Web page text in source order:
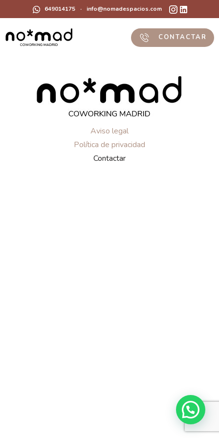
649014175 · info@nomadespacios.com
CONTACTAR
Aviso legal
Política de privacidad
Contactar